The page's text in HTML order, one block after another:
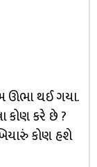
ઊભા થઈ ગયા.
કોણ કરે છે ?
કોણ હશે